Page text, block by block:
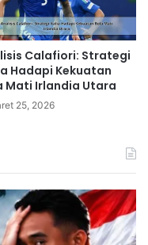
Calafiori: Strategi
Hadapi Kekuatan
Mati Irlandia Utara
25, 2026